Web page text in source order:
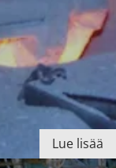
Lue lisää